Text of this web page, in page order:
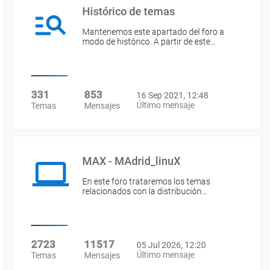
Histórico de temas
Mantenemos este apartado del foro a
modo de histórico. A partir de este…
331
Temas
853
Mensajes
16 Sep 2021, 12:48
Último mensaje
MAX - MAdrid_linuX
En este foro trataremos los temas
relacionados con la distribución…
2723
Temas
11517
Mensajes
05 Jul 2026, 12:20
Último mensaje